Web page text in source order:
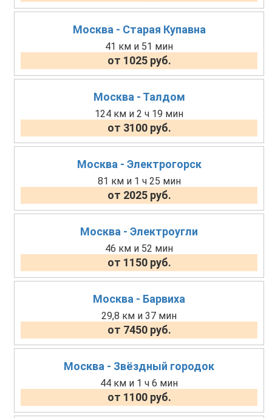
Москва - Старая Купавна
41 км и 51 мин
от 1025 руб.
Москва - Талдом
124 км и 2 ч 19 мин
от 3100 руб.
Москва - Электрогорск
81 км и 1 ч 25 мин
от 2025 руб.
Москва - Электроугли
46 км и 52 мин
от 1150 руб.
Москва - Барвиха
29,8 км и 37 мин
от 7450 руб.
Москва - Звёздный городок
44 км и 1 ч 6 мин
от 1100 руб.